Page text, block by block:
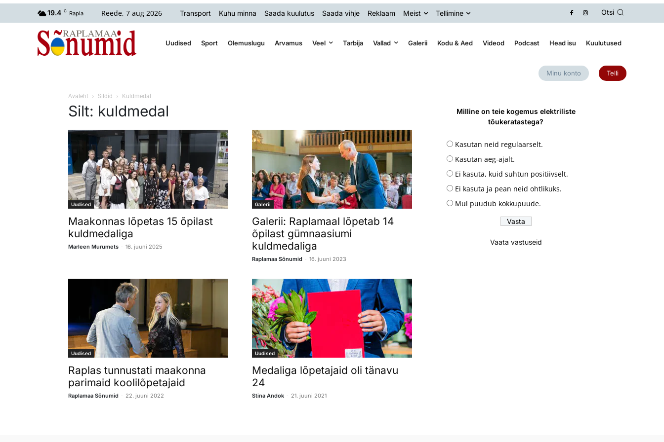
19.4 C Rapla Reede, 7 aug 2026 Transport Kuhu minna Saada kuulutus Saada vihje Reklaam Meist Tellimine Otsi
Uudised Sport Olemuslugu Arvamus Veel Tarbija Vallad Galerii Kodu & Aed Videod Podcast Head isu Kuulutused
Minu konto Telli
Avaleht Sildid Kuldmedal
Silt: kuldmedal
Uudised
Maakonnas lõpetas 15 õpilast
kuldmedaliga
Marleen Murumets - 16. juuni 2025
Galerii
Galerii: Raplamaal lõpetab 14
õpilast gümnaasiumi
kuldmedaliga
Raplamaa Sõnumid - 16. juuni 2023
Uudised
Raplas tunnustati maakonna
parimaid koolilõpetajaid
Raplamaa Sõnumid - 22. juuni 2022
Uudised
Medaliga lõpetajaid oli tänavu
24
Stina Andok - 21. juuni 2021
Milline on teie kogemus elektriliste
tõukeratastega?
Kasutan neid regulaarselt.
Kasutan aeg-ajalt.
Ei kasuta, kuid suhtun positiivselt.
Ei kasuta ja pean neid ohtlikuks.
Mul puudub kokkupuude.
Vaata vastuseid